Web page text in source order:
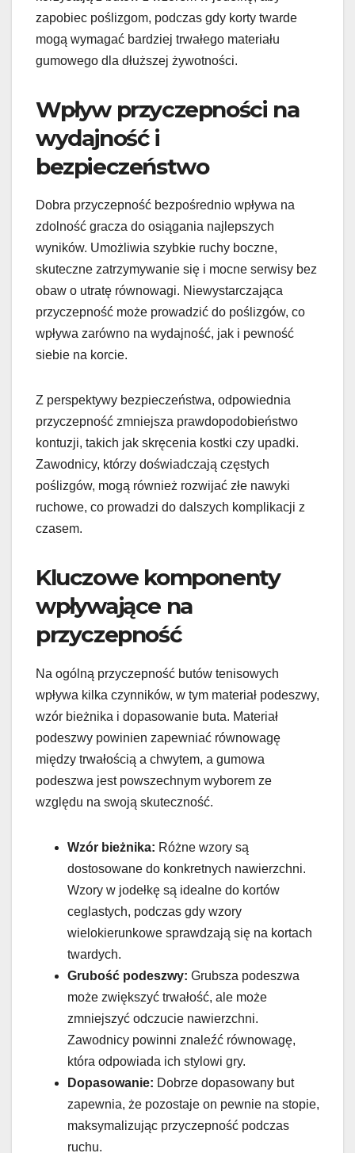
zapobiec poślizgom, podczas gdy korty twarde
mogą wymagać bardziej trwałego materiału
gumowego dla dłuższej żywotności.
Wpływ przyczepności na
wydajność i
bezpieczeństwo
Dobra przyczepność bezpośrednio wpływa na
zdolność gracza do osiągania najlepszych
wyników. Umożliwia szybkie ruchy boczne,
skuteczne zatrzymywanie się i mocne serwisy bez
obaw o utratę równowagi. Niewystarczająca
przyczepność może prowadzić do poślizgów, co
wpływa zarówno na wydajność, jak i pewność
siebie na korcie.
Z perspektywy bezpieczeństwa, odpowiednia
przyczepność zmniejsza prawdopodobieństwo
kontuzji, takich jak skręcenia kostki czy upadki.
Zawodnicy, którzy doświadczają częstych
poślizgów, mogą również rozwijać złe nawyki
ruchowe, co prowadzi do dalszych komplikacji z
czasem.
Kluczowe komponenty
wpływające na
przyczepność
Na ogólną przyczepność butów tenisowych
wpływa kilka czynników, w tym materiał podeszwy,
wzór bieżnika i dopasowanie buta. Materiał
podeszwy powinien zapewniać równowagę
między trwałością a chwytem, a gumowa
podeszwa jest powszechnym wyborem ze
względu na swoją skuteczność.
Wzór bieżnika: Różne wzory są
dostosowane do konkretnych nawierzchni.
Wzory w jodełkę są idealne do kortów
ceglastych, podczas gdy wzory
wielokierunkowe sprawdzają się na kortach
twardych.
Grubość podeszwy: Grubsza podeszwa
może zwiększyć trwałość, ale może
zmniejszyć odczucie nawierzchni.
Zawodnicy powinni znaleźć równowagę,
która odpowiada ich stylowi gry.
Dopasowanie: Dobrze dopasowany but
zapewnia, że pozostaje on pewnie na stopie,
maksymalizując przyczepność podczas
ruchu.